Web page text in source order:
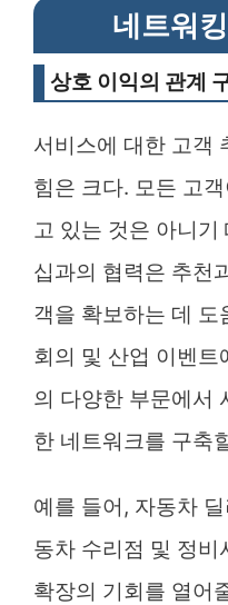
네트워
상호 이익의 관계
서비스에 대한 고객
힘은 크다. 모든 고
고 있는 것은 아니기
십과의 협력은 추천
객을 확보하는 데 도
회의 및 산업 이벤트
의 다양한 부문에서
한 네트워크를 구축
예를 들어, 자동차
동차 수리점 및 정비
확장의 기회를 열어